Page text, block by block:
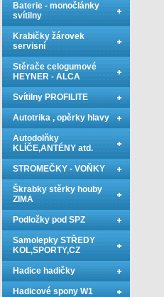
Baterie - monočlánky
svítilny
Krabičky žárovek
servisní
Stěrače celogumové
HEYNER - ALCA
Svítilny PROFILITE
Autotrika , opěrky hlavy
Autodolňky
KLÍČE,ANTÉNY atd.
STROMEČKY - VOŇKY
Škrabky stěrky houby
ZIMA
Podložky pod SPZ
Samolepky STŘEDY
KOL,SPORTY,CZ
Hadice hadičky
Hadicové spony W1